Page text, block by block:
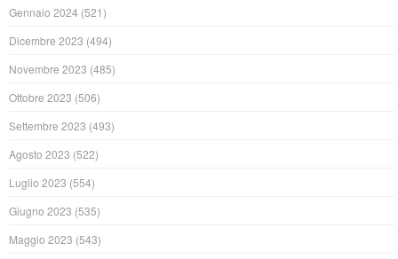
Gennaio 2024 (521)
Dicembre 2023 (494)
Novembre 2023 (485)
Ottobre 2023 (506)
Settembre 2023 (493)
Agosto 2023 (522)
Luglio 2023 (554)
Giugno 2023 (535)
Maggio 2023 (543)